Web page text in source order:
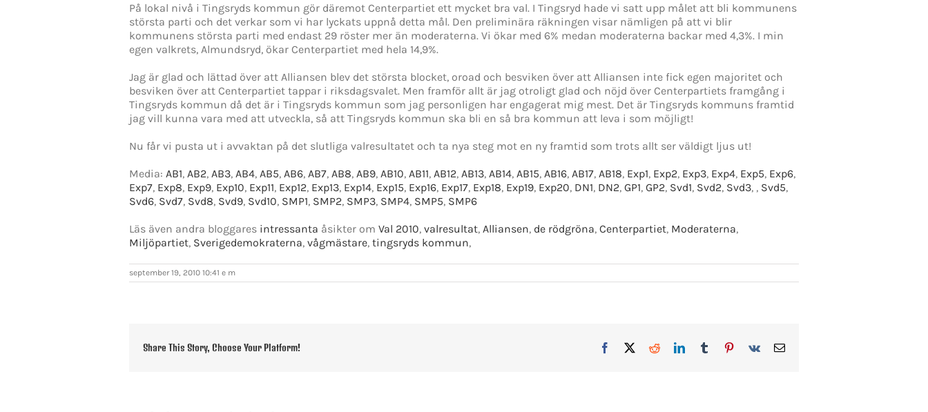
På lokal nivå i Tingsryds kommun gör däremot Centerpartiet ett mycket bra val. I Tingsryd hade vi satt upp målet att bli kommunens
största parti och det verkar som vi har lyckats uppnå detta mål. Den preliminära räkningen visar nämligen på att vi blir
kommunens största parti med endast 29 röster mer än moderaterna. Vi ökar med 6% medan moderaterna backar med 4,3%. I min
egen valkrets, Almundsryd, ökar Centerpartiet med hela 14,9%.
Jag är glad och lättad över att Alliansen blev det största blocket, oroad och besviken över att Alliansen inte fick egen majoritet och
besviken över att Centerpartiet tappar i riksdagsvalet. Men framför allt är jag otroligt glad och nöjd över Centerpartiets framgång i
Tingsryds kommun då det är i Tingsryds kommun som jag personligen har engagerat mig mest. Det är Tingsryds kommuns framtid
jag vill kunna vara med att utveckla, så att Tingsryds kommun ska bli en så bra kommun att leva i som möjligt!
Nu får vi pusta ut i avvaktan på det slutliga valresultatet och ta nya steg mot en ny framtid som trots allt ser väldigt ljus ut!
Media: AB1, AB2, AB3, AB4, AB5, AB6, AB7, AB8, AB9, AB10, AB11, AB12, AB13, AB14, AB15, AB16, AB17, AB18, Exp1, Exp2, Exp3, Exp4, Exp5, Exp6,
Exp7, Exp8, Exp9, Exp10, Exp11, Exp12, Exp13, Exp14, Exp15, Exp16, Exp17, Exp18, Exp19, Exp20, DN1, DN2, GP1, GP2, Svd1, Svd2, Svd3, , Svd5,
Svd6, Svd7, Svd8, Svd9, Svd10, SMP1, SMP2, SMP3, SMP4, SMP5, SMP6
Läs även andra bloggares intressanta åsikter om Val 2010, valresultat, Alliansen, de rödgröna, Centerpartiet, Moderaterna,
Miljöpartiet, Sverigedemokraterna, vågmästare, tingsryds kommun,
september 19, 2010 10:41 e m
Share This Story, Choose Your Platform! Facebook RedditLinkedInTumblr Pinterest
Vk
E-